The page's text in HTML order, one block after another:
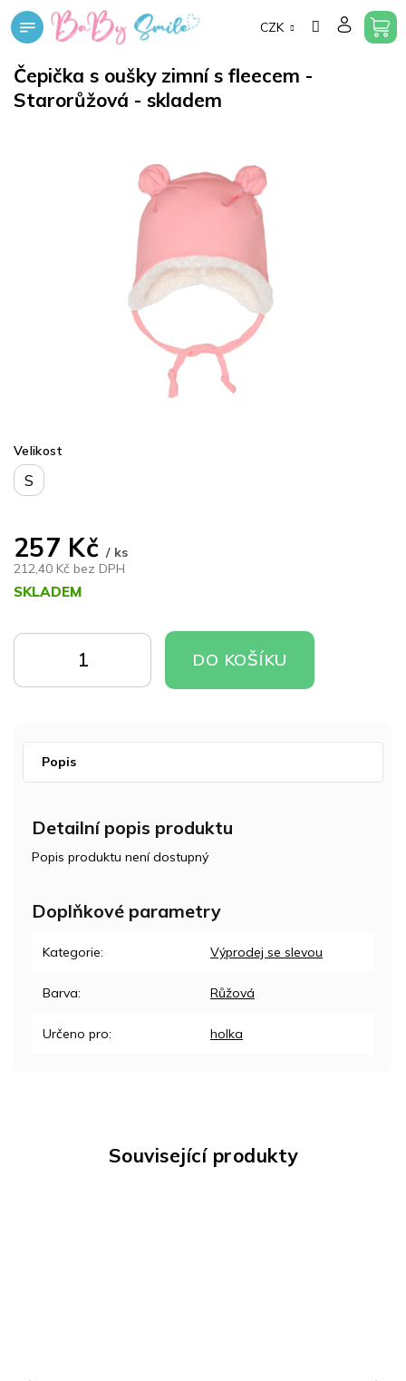
Přejít
na
CZK
Čepička s oušky zimní s fleecem -
Starorůžová - skladem
257 Kč/ ks
212,40 Kč bez DPH
SKLADEM
cena:
Velikost
S
KOŠÍKU
KOŠÍKU
DO KOŠÍKU
Související produkty
Popis
Detailní popis produktu
Popis produktu není dostupný
Doplňkové parametry
Kategorie: Výprodej se slevou
Barva: Růžová
Určeno pro: holka